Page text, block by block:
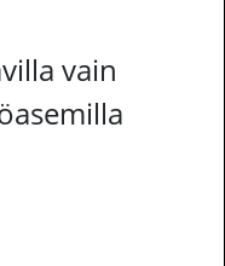
vain